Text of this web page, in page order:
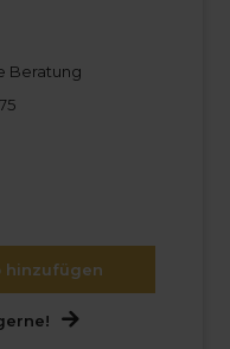
Beratung
hinzufügen